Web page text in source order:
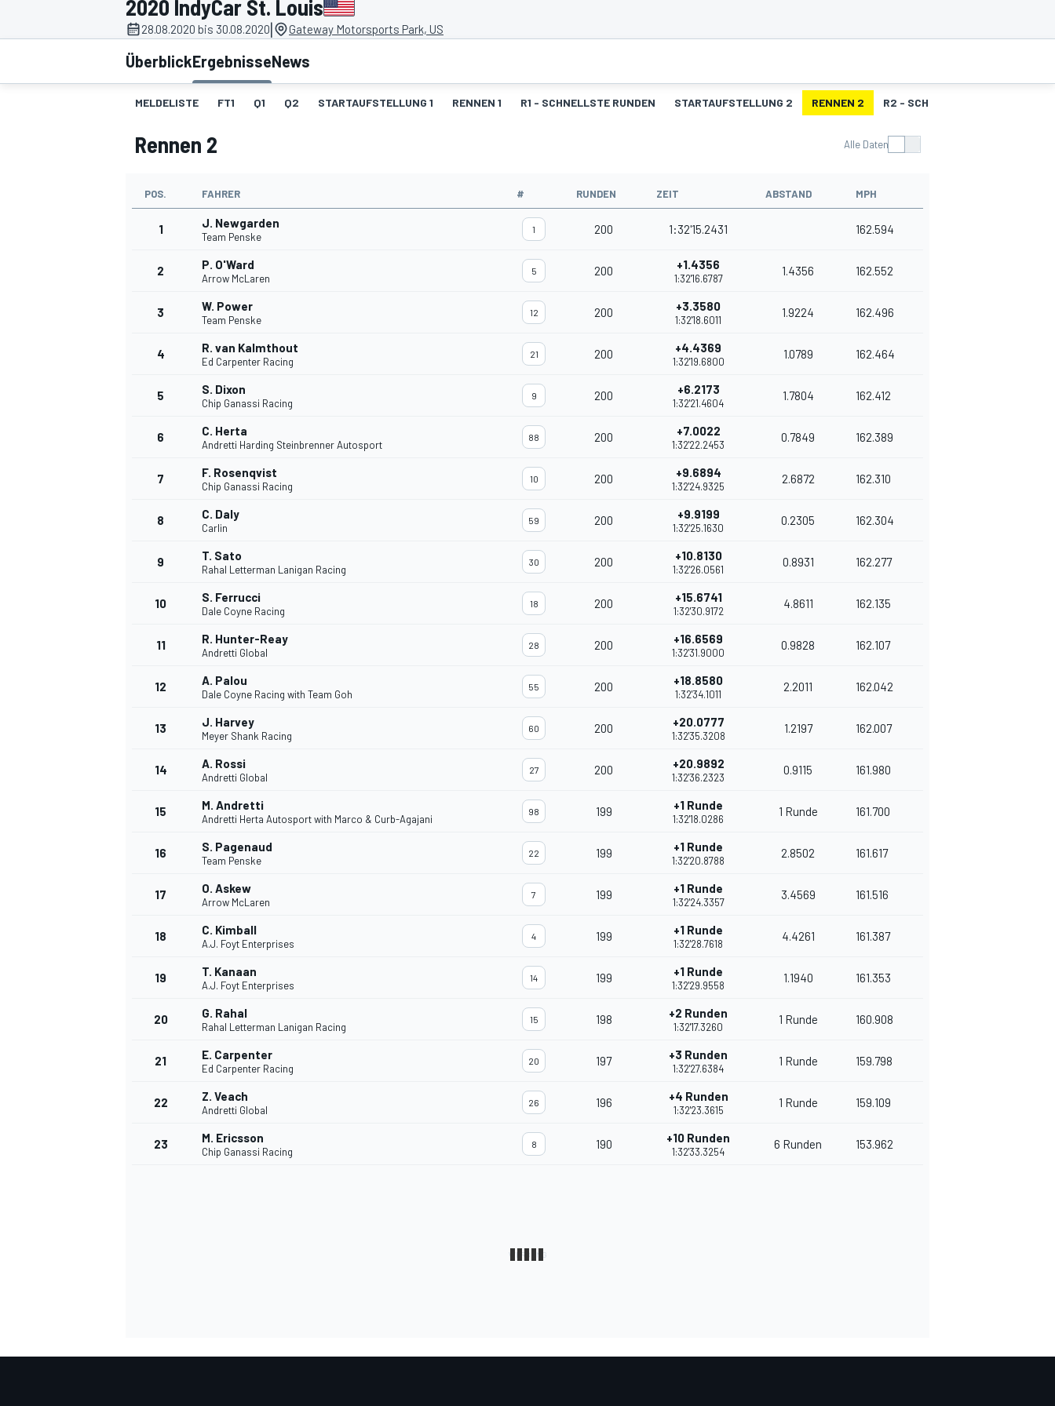
MOTOGP
2020 IndyCar St. Louis
28.08.2020 bis 30.08.2020| Gateway Motorsports Park, US
ÜberblickErgebnisseNews
MELDELISTE FT1 Q1 Q2 STARTAUFSTELLUNG 1 RENNEN 1 R1 - SCHNELLSTE RUNDEN STARTAUFSTELLUNG 2 RENNEN 2 R2 - SCHNELLSTE RUNDEN
Rennen 2 Alle Daten
POS. FAHRER # RUNDEN ZEIT ABSTAND MPH
1 J. Newgarden
Team Penske
1 200 1:32'15.2431 162.594
2 P. O'Ward
Arrow McLaren
5 200 +1.4356
1:32'16.6787
1.4356 162.552
3 W. Power
Team Penske
12 200 +3.3580
1:32'18.6011
1.9224 162.496
4 R. van Kalmthout
Ed Carpenter Racing
21 200 +4.4369
1:32'19.6800
1.0789 162.464
5 S. Dixon
Chip Ganassi Racing
9 200 +6.2173
1:32'21.4604
1.7804 162.412
6 C. Herta
Andretti Harding Steinbrenner Autosport
88 200 +7.0022
1:32'22.2453
0.7849 162.389
7 F. Rosenqvist
Chip Ganassi Racing
10 200 +9.6894
1:32'24.9325
2.6872 162.310
8 C. Daly
Carlin
59 200 +9.9199
1:32'25.1630
0.2305 162.304
9 T. Sato
Rahal Letterman Lanigan Racing
30 200 +10.8130
1:32'26.0561
0.8931 162.277
10 S. Ferrucci
Dale Coyne Racing
18 200 +15.6741
1:32'30.9172
4.8611 162.135
11 R. Hunter-Reay
Andretti Global
28 200 +16.6569
1:32'31.9000
0.9828 162.107
12 A. Palou
Dale Coyne Racing with Team Goh
55 200 +18.8580
1:32'34.1011
2.2011 162.042
13 J. Harvey
Meyer Shank Racing
60 200 +20.0777
1:32'35.3208
1.2197 162.007
14 A. Rossi
Andretti Global
27 200 +20.9892
1:32'36.2323
0.9115 161.980
15 M. Andretti
Andretti Herta Autosport with Marco & Curb-Agajani
98 199 +1 Runde
1:32'18.0286
1 Runde 161.700
16 S. Pagenaud
Team Penske
22 199 +1 Runde
1:32'20.8788
2.8502 161.617
17 O. Askew
Arrow McLaren
7 199 +1 Runde
1:32'24.3357
3.4569 161.516
18 C. Kimball
A.J. Foyt Enterprises
4 199 +1 Runde
1:32'28.7618
4.4261 161.387
19 T. Kanaan
A.J. Foyt Enterprises
14 199 +1 Runde
1:32'29.9558
1.1940 161.353
20 G. Rahal
Rahal Letterman Lanigan Racing
15 198 +2 Runden
1:32'17.3260
1 Runde 160.908
21 E. Carpenter
Ed Carpenter Racing
20 197 +3 Runden
1:32'27.6384
1 Runde 159.798
22 Z. Veach
Andretti Global
26 196 +4 Runden
1:32'23.3615
1 Runde 159.109
23 M. Ericsson
Chip Ganassi Racing
8 190 +10 Runden
1:32'33.3254
6 Runden 153.962